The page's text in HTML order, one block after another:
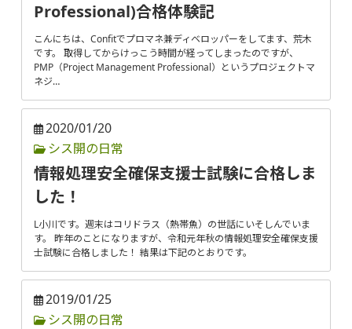
Professional)合格体験記
こんにちは、Confitでプロマネ兼ディベロッパーをしてます、荒木
です。 取得してからけっこう時間が経ってしまったのですが、
PMP（Project Management Professional）というプロジェクトマ
ネジ…
2020/01/20
シス開の日常
情報処理安全確保支援士試験に合格しま
した！
L小川です。週末はコリドラス（熱帯魚）の世話にいそしんでいま
す。 昨年のことになりますが、令和元年秋の情報処理安全確保支援
士試験に合格しました！ 結果は下記のとおりです。
2019/01/25
シス開の日常